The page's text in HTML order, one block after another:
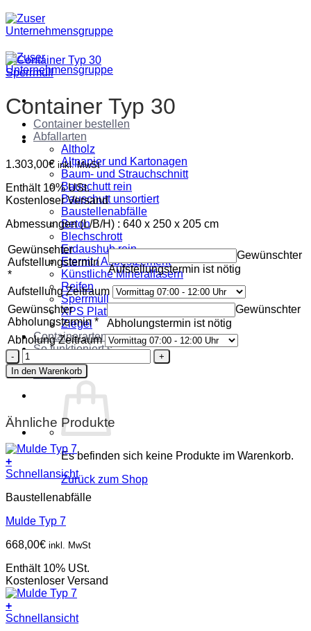
Zum
Inhalt
springen
Container bestellen
Abfallarten
Altholz
Altpapier und Kartonagen
Baum- und Strauchschnitt
Bauschutt rein
Bauschutt unsortiert
Baustellenabfälle
Beton
Blechschrott
Erdaushub rein
Eternit / Asbestzement
Künstliche Mineralfasern
Reifen
Sperrmüll
XPS Platten
Ziegel
Containerarten
So funktioniert’s
Über uns
Kontakt
Es befinden sich keine Produkte im Warenkorb.
Zurück zum Shop
Sperrmüll
Container Typ 30
1.303,00€ inkl. MwSt
Enthält 10% USt.
Kostenloser Versand
Abmessungen (L/B/H) : 640 x 250 x 205 cm
Gewünschter
Aufstellungstermin
*
Gewünschter
Aufstellungstermin ist nötig
Aufstellung Zeitraum
Gewünschter
Abholungstermin *
Gewünschter
Abholungstermin ist nötig
Abholung Zeitraum
Container
Typ
30
Menge
In den Warenkorb
Ähnliche Produkte
+
Schnellansicht
Baustellenabfälle
Mulde Typ 7
668,00€ inkl. MwSt
Enthält 10% USt.
Kostenloser Versand
+
Schnellansicht